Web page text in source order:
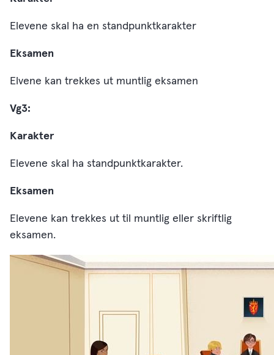
Elevene skal ha en standpunktkarakter
Eksamen
Elvene kan trekkes ut muntlig eksamen
Vg3:
Karakter
Elevene skal ha standpunktkarakter.
Eksamen
Elevene kan trekkes ut til muntlig eller skriftlig
eksamen.